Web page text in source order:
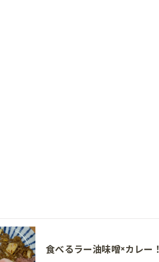
食べるラー油味噌×カレー！